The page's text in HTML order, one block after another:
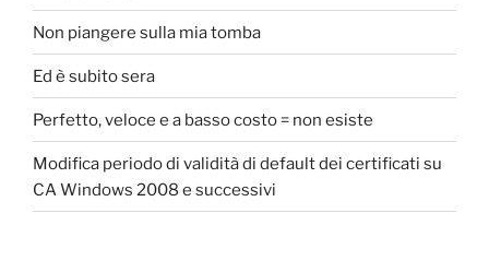
Non piangere sulla mia tomba
Ed è subito sera
Perfetto, veloce e a basso costo = non esiste
Modifica periodo di validità di default dei certificati su
CA Windows 2008 e successivi